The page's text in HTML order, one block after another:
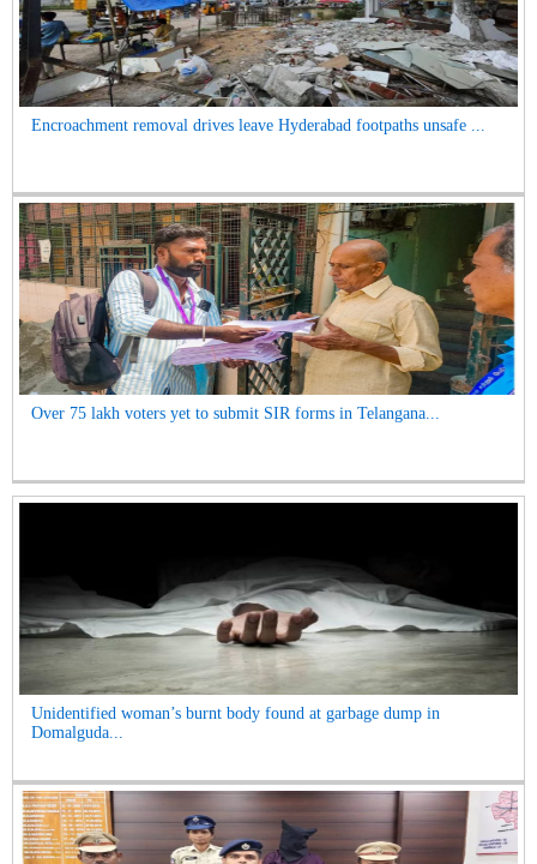
Encroachment removal drives leave Hyderabad footpaths unsafe ...
Over 75 lakh voters yet to submit SIR forms in Telangana...
Unidentified woman’s burnt body found at garbage dump in
Domalguda...